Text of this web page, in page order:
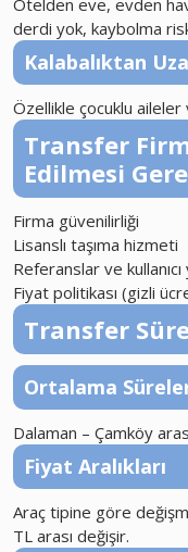
Otelden eve, evden
derdi yok, kaybolma
Kalabalıktan
Özellikle çocuklu aileler
Transfer
Edilmesi
Firma güvenilirliği
Lisanslı taşıma hizmeti
Referanslar ve kullanıcı
Fiyat politikası (gizli
Transfer
Ortalama
Dalaman – Çamköy
Fiyat Aralıkları
Araç tipine göre
TL arası değişir.